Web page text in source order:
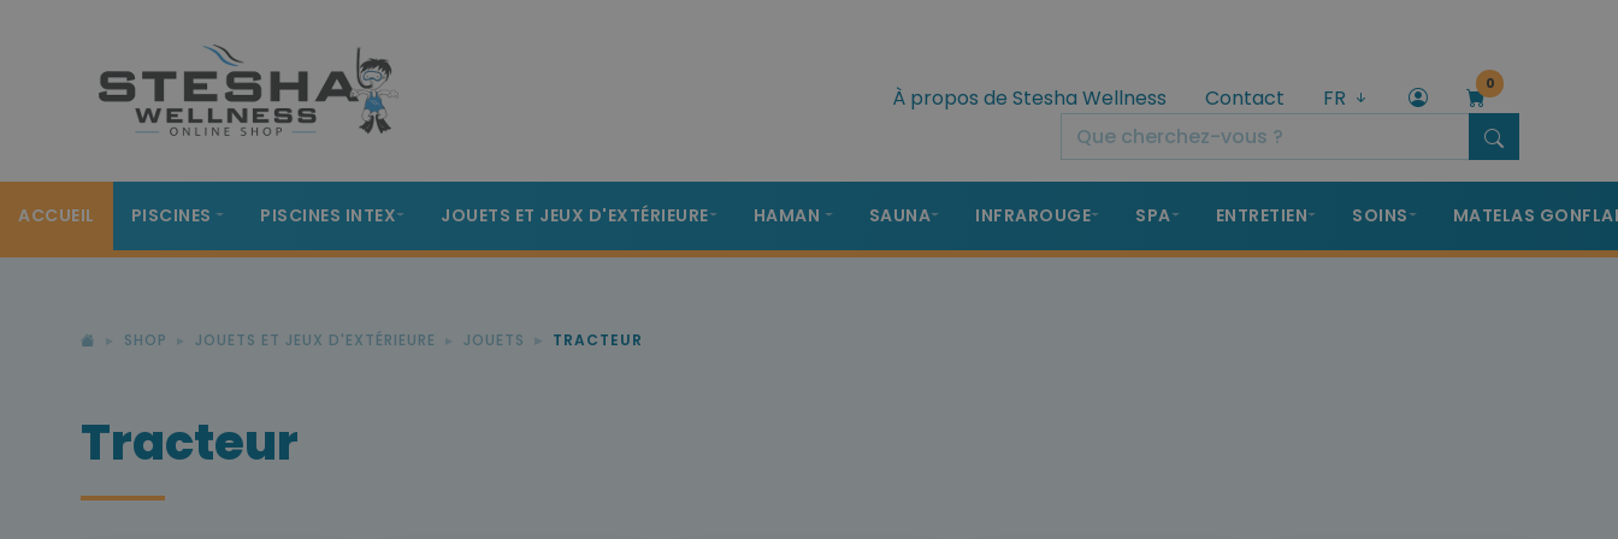
À propos de Stesha Wellness Contact FR
0
ACCUEIL PISCINES PISCINES INTEX JOUETS ET JEUX D'EXTÉRIEURE HAMAN SAUNA INFRAROUGE SPA ENTRETIEN SOINS MATELAS
SHOP JOUETS ET JEUX D'EXTÉRIEURE JOUETS TRACTEUR
Tracteur